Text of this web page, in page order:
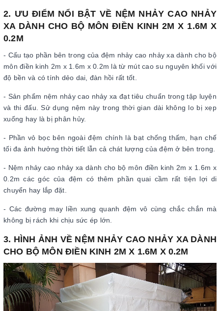
2. ƯU ĐIỂM NỔI BẬT VỀ NỆM NHẢY CAO NHẢY
XA DÀNH CHO BỘ MÔN ĐIỀN KINH 2M X 1.6M X
0.2M
- Cấu tạo phần bên trong của đệm nhảy cao nhảy xa dành cho bộ
môn điền kinh 2m x 1.6m x 0.2m là từ mút cao su nguyên khối với
độ bền và có tính dẻo dai, đàn hồi rất tốt.
- Sản phẩm nệm nhảy cao nhảy xa đạt tiêu chuẩn trong tập luyện
và thi đấu. Sử dụng nệm này trong thời gian dài không lo bị xẹp
xuống hay là bị phân hủy.
- Phần vỏ bọc bên ngoài đệm chính là bạt chống thấm, hạn chế
tối đa ảnh hưởng thời tiết lẫn cả chát lượng của đệm ở bên trong.
- Nệm nhảy cao nhảy xa dành cho bộ môn điền kinh 2m x 1.6m x
0.2m các góc của đệm có thêm phần quai cầm rất tiện lợi di
chuyển hay lắp đặt.
- Các đường may liền xung quanh đệm vô cùng chắc chắn mà
không bị rách khi chịu sức ép lớn.
3. HÌNH ẢNH VỀ NỆM NHẢY CAO NHẢY XA DÀNH
CHO BỘ MÔN ĐIỀN KINH 2M X 1.6M X 0.2M